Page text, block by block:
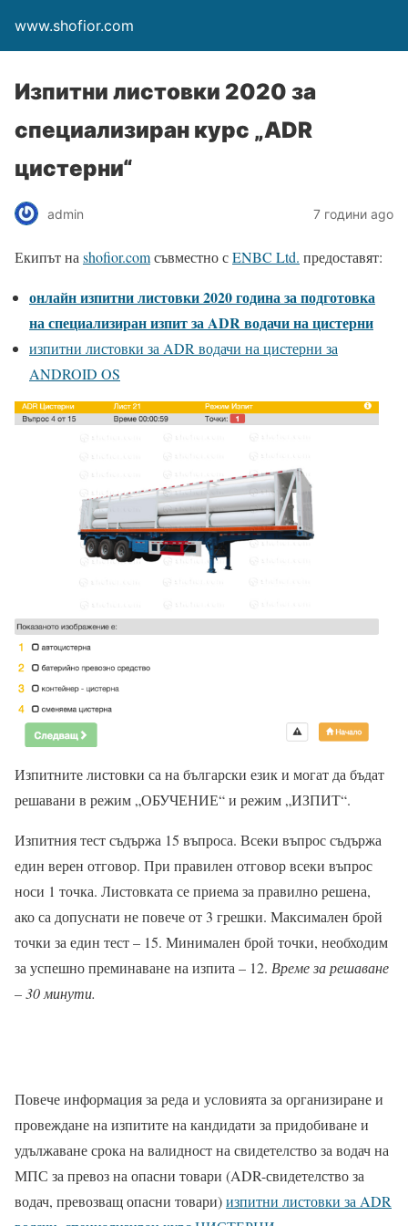
www.shofior.com
Изпитни листовки 2020 за
специализиран курс „ADR
цистерни“
admin 7 години ago
Екипът на shofior.comсъвместно сENBC Ltd. предоставят:
онлайн изпитни листовки 2020 година за подготовка
на специализиран изпит за ADR водачи на цистерни
изпитни листовки за ADR водачи на цистерни за
ANDROID OS
Изпитните листовки са на български език и могат да бъдат
решавани в режим „ОБУЧЕНИЕ“ и режим „ИЗПИТ“.
Изпитния тест съдържа 15 въпроса. Всеки въпрос съдържа
един верен отговор. При правилен отговор всеки въпрос
носи 1 точка. Листовката се приема за правилно решена,
ако са допуснати не повече от 3 грешки. Максимален брой
точки за един тест – 15. Минимален брой точки, необходим
за успешно преминаване на изпита – 12. Време за решаване
– 30 минути.
Повече информация за реда и условията за организиране и
провеждане на изпитите на кандидати за придобиване и
удължаване срока на валидност на свидетелство за водач на
МПС за превоз на опасни товари (ADR-свидетелство за
водач, превозващ опасни товари)изпитни листовки за ADR